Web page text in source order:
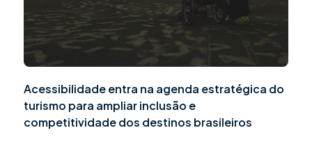
Acessibilidade entra na agenda estratégica do
turismo para ampliar inclusão e
competitividade dos destinos brasileiros